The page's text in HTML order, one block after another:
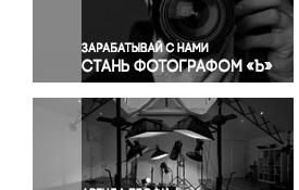
Правосудие
Происшествия и конфликты
Религия
Светская жизнь
Спорт
Экология
Экономика и бизнес